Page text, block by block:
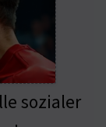
sozialer